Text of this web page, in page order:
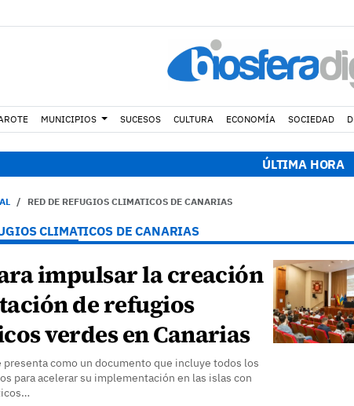
MUNICIPIOS SUCESOS CULTURA ECONOMÍA SOCIEDAD
ÚLTIMA HORA
Avistados pollos jóvenes de corredor
RED DE REFUGIOS CLIMATICOS DE CANARIAS
CLIMATICOS DE CANARIAS
impulsar la creación
de refugios
verdes en Canarias
presenta como un documento que incluye todos los
para acelerar su implementación en las islas con